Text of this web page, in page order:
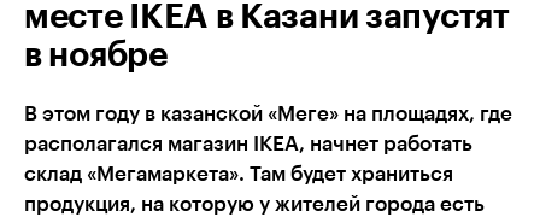
месте IKEA в Казани запустят
в ноябре
В этом году в казанской «Меге» на площадях, где
располагался магазин IKEA, начнет работать
склад «Мегамаркета». Там будет храниться
продукция, на которую у жителей города есть